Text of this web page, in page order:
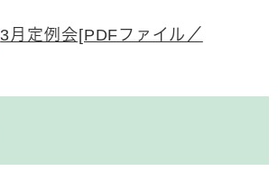
3月定例会[PDFファイル／